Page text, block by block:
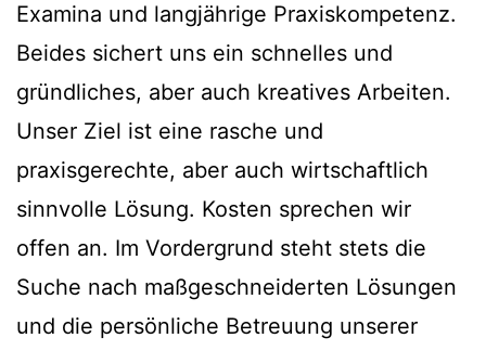
Examina und langjährige Praxiskompetenz.
Beides sichert uns ein schnelles und
gründliches, aber auch kreatives Arbeiten.
Unser Ziel ist eine rasche und
praxisgerechte, aber auch wirtschaftlich
sinnvolle Lösung. Kosten sprechen wir
offen an. Im Vordergrund steht stets die
Suche nach maßgeschneiderten Lösungen
und die persönliche Betreuung unserer